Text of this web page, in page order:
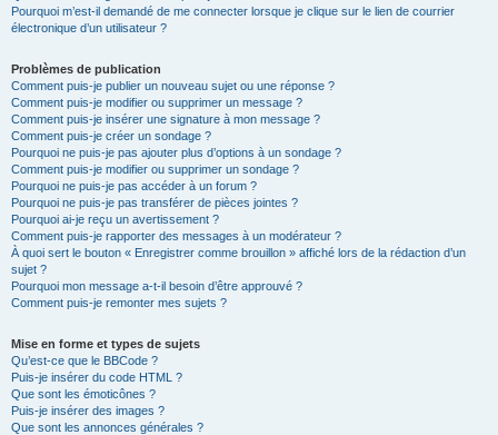
Pourquoi m’est-il demandé de me connecter lorsque je clique sur le lien de courrier
électronique d’un utilisateur ?
Problèmes de publication
Comment puis-je publier un nouveau sujet ou une réponse ?
Comment puis-je modifier ou supprimer un message ?
Comment puis-je insérer une signature à mon message ?
Comment puis-je créer un sondage ?
Pourquoi ne puis-je pas ajouter plus d’options à un sondage ?
Comment puis-je modifier ou supprimer un sondage ?
Pourquoi ne puis-je pas accéder à un forum ?
Pourquoi ne puis-je pas transférer de pièces jointes ?
Pourquoi ai-je reçu un avertissement ?
Comment puis-je rapporter des messages à un modérateur ?
À quoi sert le bouton « Enregistrer comme brouillon » affiché lors de la rédaction d’un
sujet ?
Pourquoi mon message a-t-il besoin d’être approuvé ?
Comment puis-je remonter mes sujets ?
Mise en forme et types de sujets
Qu’est-ce que le BBCode ?
Puis-je insérer du code HTML ?
Que sont les émoticônes ?
Puis-je insérer des images ?
Que sont les annonces générales ?